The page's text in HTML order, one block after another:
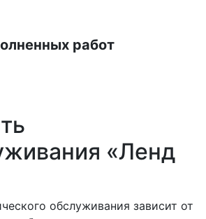
работ
«Ленд
обслуживания зависит от